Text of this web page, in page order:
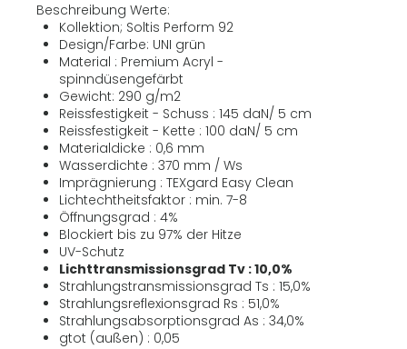
Beschreibung Werte:
Kollektion; Soltis Perform 92
Design/Farbe: UNI grün
Material : Premium Acryl -
spinndüsengefärbt
Gewicht: 290 g/m2
Reissfestigkeit - Schuss : 145 daN/ 5 cm
Reissfestigkeit - Kette : 100 daN/ 5 cm
Materialdicke : 0,6 mm
Wasserdichte : 370 mm / Ws
Imprägnierung : TEXgard Easy Clean
Lichtechtheitsfaktor : min. 7-8
Öffnungsgrad : 4%
Blockiert bis zu 97% der Hitze
UV-Schutz
Lichttransmissionsgrad Tv : 10,0%
Strahlungstransmissionsgrad Ts : 15,0%
Strahlungsreflexionsgrad Rs : 51,0%
Strahlungsabsorptionsgrad As : 34,0%
gtot (außen) : 0,05